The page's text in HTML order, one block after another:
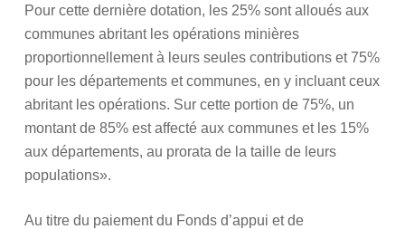
Pour cette dernière dotation, les 25% sont alloués aux
communes abritant les opérations minières
proportionnellement à leurs seules contributions et 75%
pour les départements et communes, en y incluant ceux
abritant les opérations. Sur cette portion de 75%, un
montant de 85% est affecté aux communes et les 15%
aux départements, au prorata de la taille de leurs
populations».
Au titre du paiement du Fonds d’appui et de